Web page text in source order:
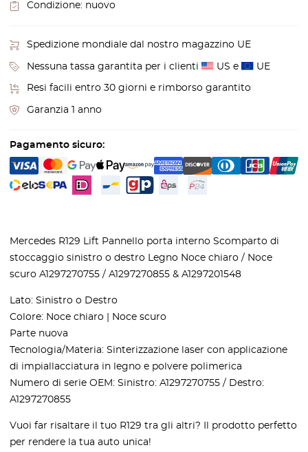
Condizione: nuovo
Spedizione mondiale dal nostro magazzino UE
Nessuna tassa garantita per i clienti US e UE
Resi facili entro 30 giorni e rimborso garantito
Garanzia 1 anno
Pagamento sicuro:
Mercedes R129 Lift Pannello porta interno Scomparto di
stoccaggio sinistro o destro Legno Noce chiaro / Noce
scuro A1297270755 / A1297270855 & A1297201548
Lato: Sinistro o Destro
Colore: Noce chiaro | Noce scuro
Parte nuova
Tecnologia/Materia: Sinterizzazione laser con applicazione
di impiallacciatura in legno e polvere polimerica
Numero di serie OEM: Sinistro: A1297270755 / Destro:
A1297270855
Vuoi far risaltare il tuo R129 tra gli altri? Il prodotto perfetto
per rendere la tua auto unica!